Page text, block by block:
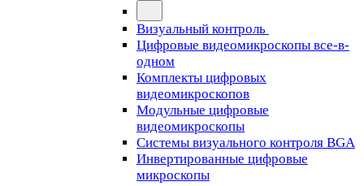
Визуальный контроль
Цифровые видеомикроскопы все-в-
одном
Комплекты цифровых
видеомикроскопов
Модульные цифровые
видеомикроскопы
Cистемы визуального контроля BGA
Инвертированные цифровые
микроскопы